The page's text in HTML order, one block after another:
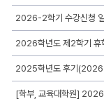
첨
부
성
2026-2학기 수강신청
2026학년도 제2학기 휴